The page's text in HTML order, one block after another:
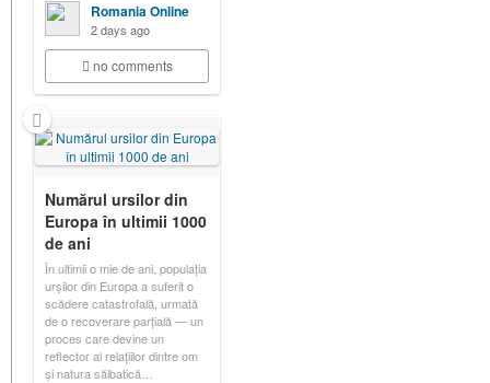
Romania Online
2 days ago
no comments
Numărul ursilor din
Europa în ultimii 1000
de ani
În ultimii o mie de ani, populația
urșilor din Europa a suferit o
scădere catastrofală, urmată
de o recoverare parțială — un
proces care devine un
reflector al relațiilor dintre om
și natura sălbatică…